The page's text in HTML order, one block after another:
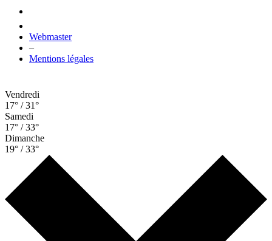
Webmaster
–
Mentions légales
Vendredi
17° / 31°
Samedi
17° / 33°
Dimanche
19° / 33°